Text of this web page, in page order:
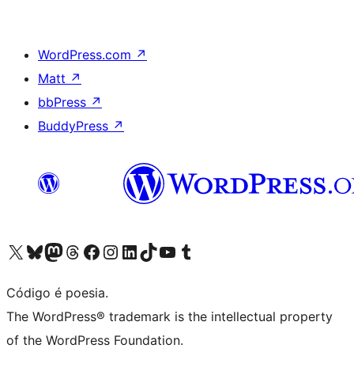
WordPress.com ↗
Matt ↗
bbPress ↗
BuddyPress ↗
Acessar nossa conta do X (antigo Twitter)
Acessar nossa conta do Bluesky
Acessar nossa conta do Mastodon
Acessar nossa conta do Threads
Acessar nossa página do Facebook
Acessar nossa conta do Instagram
Acessar nossa conta do LinkedIn
Acessar nossa conta do TikTok
Acessar nosso canal do YouTube
Acessar nossa conta no Tumblr
Código é poesia.
The WordPress® trademark is the intellectual property
of the WordPress Foundation.